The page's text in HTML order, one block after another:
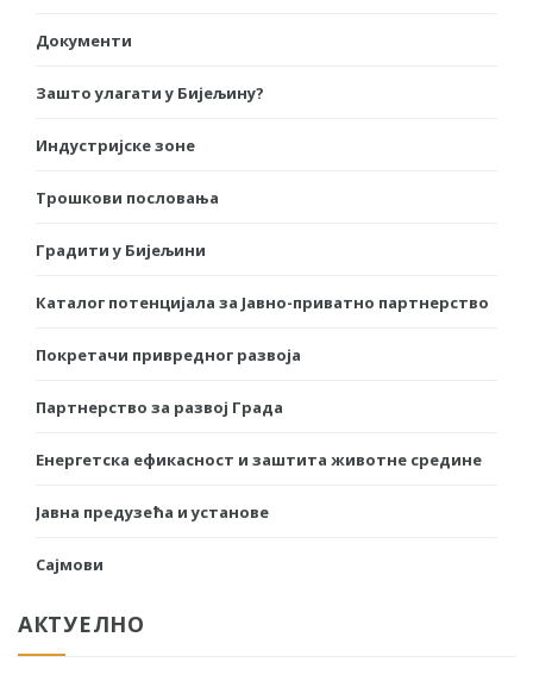
Документи
Зашто улагати у Бијељину?
Индустријске зоне
Трошкови пословања
Градити у Бијељини
Каталог потенцијала за Јавно-приватно партнерство
Покретачи привредног развоја
Партнерство за развој Града
Енергетска ефикасност и заштита животне средине
Јавна предузећа и установе
Сајмови
АКТУЕЛНО